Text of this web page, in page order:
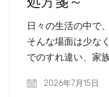
日々の生活の中で
そんな場面は少な
でのすれ違い、家
2026年7月15日